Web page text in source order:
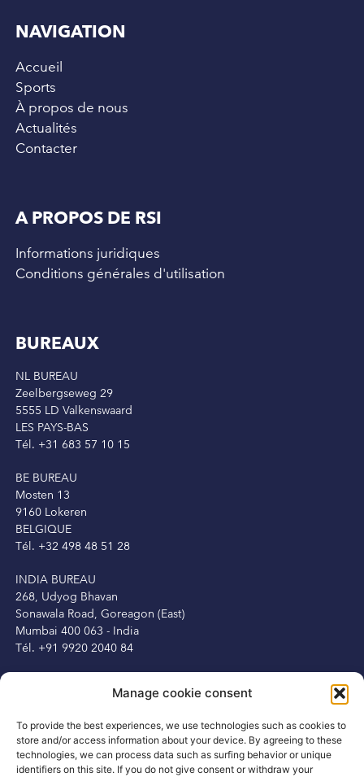
Manage cookie consent
To provide the best experiences, we use technologies such as cookies to
store and/or access information about your device. By agreeing to these
technologies, we can process data such as surfing behavior or unique
identifiers on this site. If you do not give consent or withdraw your
NAVIGATION
Accueil
Sports
À propos de nous
Actualités
Contacter
A PROPOS DE RSI
Informations juridiques
Conditions générales d'utilisation
BUREAUX
NL BUREAU
Zeelbergseweg 29
5555 LD Valkenswaard
LES PAYS-BAS
Tél. +31 683 57 10 15
BE BUREAU
Mosten 13
9160 Lokeren
BELGIQUE
Tél. +32 498 48 51 28
INDIA BUREAU
268, Udyog Bhavan
Sonawala Road, Goreagon (East)
Mumbai 400 063 - India
Tél. +91 9920 2040 84
Dublin 2, Ireland
Tél. +353 1 6875250
Mob. +353 87 3450231